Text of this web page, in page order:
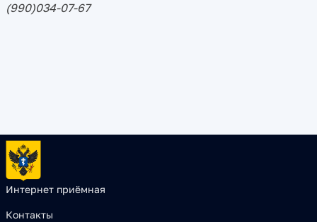
(990)034-07-67
Интернет приёмная
Контакты